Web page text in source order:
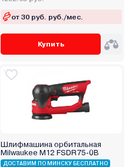
от 30 руб. руб./мес.
Купить
Шлифмашина орбитальная
Milwaukee M12 FSDR75-0B
ДОСТАВИМ ПО МИНСКУ БЕСПЛАТНО